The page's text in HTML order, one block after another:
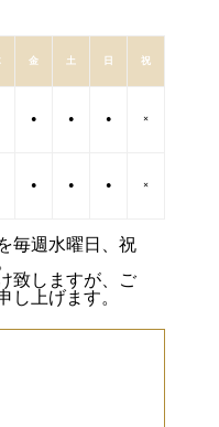
金 土 日 祝
● ● ● ×
● ● ● ×
毎週水曜日、祝
致しますが、ご
し上げます。